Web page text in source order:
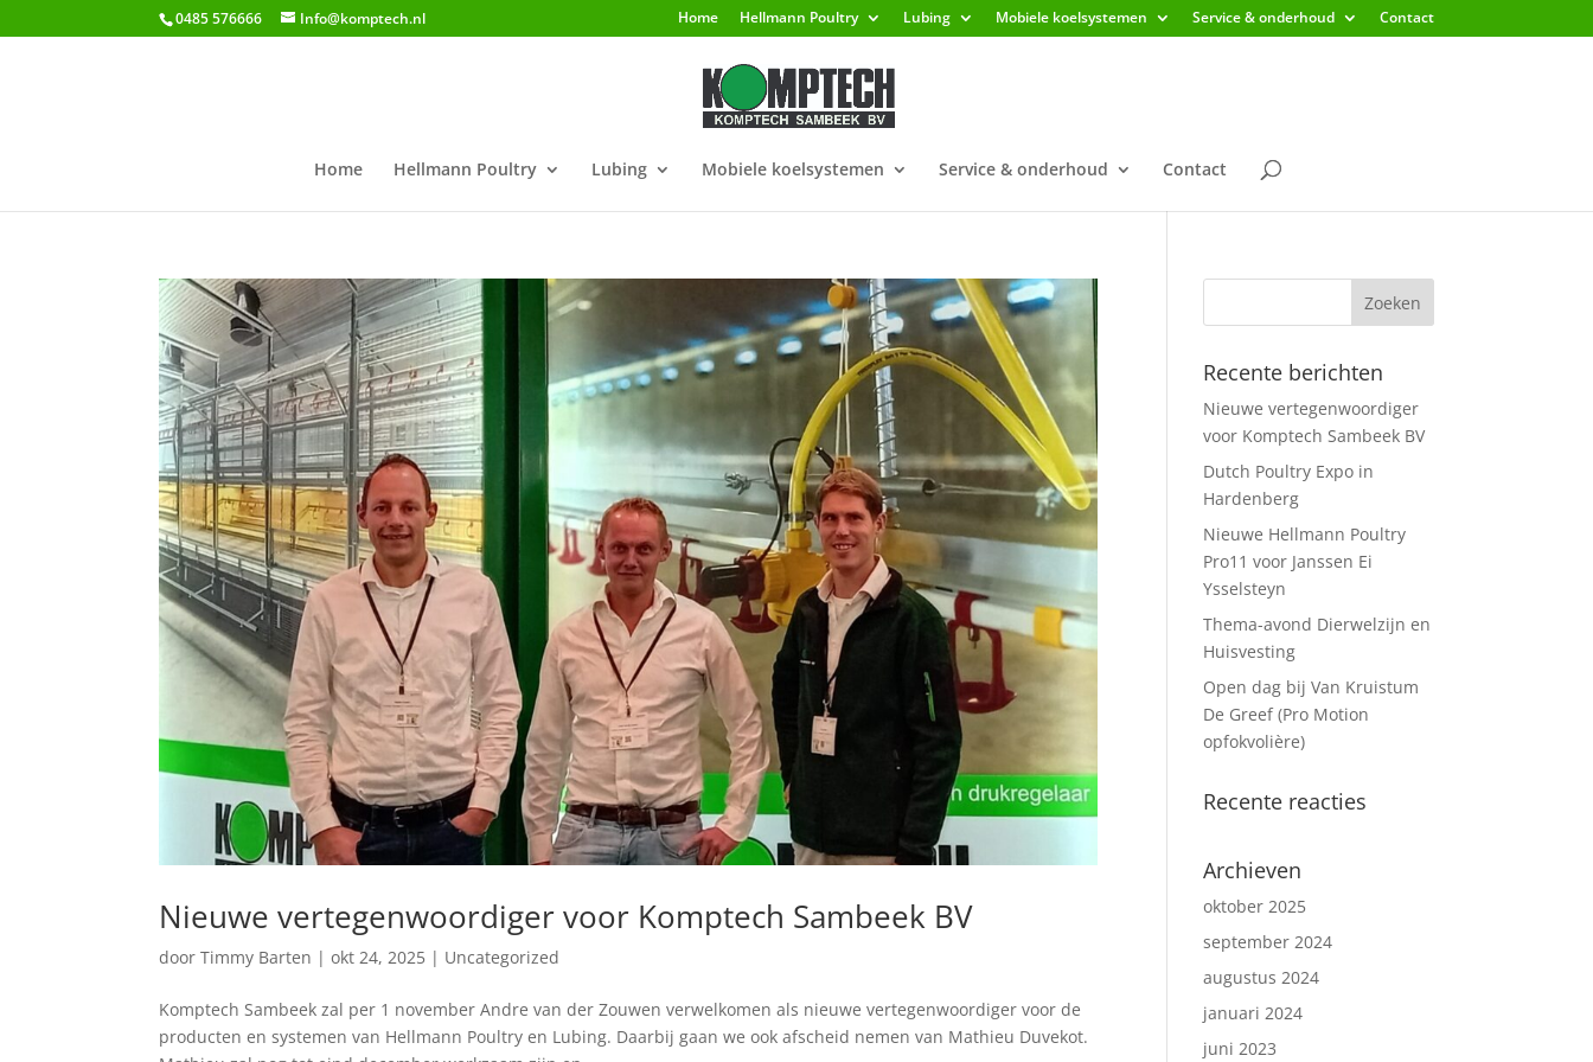
0485 576666 Info@komptech.nl Home Hellmann Poultry Lubing Mobiele koelsystemen Service & onderhoud Contact
Home Hellmann Poultry Lubing Mobiele koelsystemen Service & onderhoud Contact
Nieuwe vertegenwoordiger voor Komptech Sambeek BV
doorTimmy Barten |okt 24, 2025 | Uncategorized
Komptech Sambeek zal per 1 november Andre van der Zouwen verwelkomen als nieuwe vertegenwoordiger voor de
producten en systemen van Hellmann Poultry en Lubing. Daarbij gaan we ook afscheid nemen van Mathieu Duvekot.
Recente berichten
Nieuwe vertegenwoordiger
voor Komptech Sambeek BV
Dutch Poultry Expo in
Hardenberg
Nieuwe Hellmann Poultry
Pro11 voor Janssen Ei
Ysselsteyn
Thema-avond Dierwelzijn en
Huisvesting
Open dag bij Van Kruistum
De Greef (Pro Motion
opfokvolière)
Recente reacties
Archieven
oktober 2025
september 2024
augustus 2024
januari 2024
juni 2023